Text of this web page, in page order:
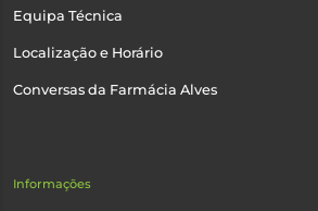
Equipa Técnica
Localização e Horário
Conversas da Farmácia Alves
Informações